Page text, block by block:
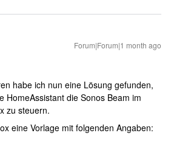
Forum|Forum|1 month ago
habe ich nun eine Lösung gefunden,
HomeAssistant die Sonos Beam im
zu steuern.
eine Vorlage mit folgenden Angaben: